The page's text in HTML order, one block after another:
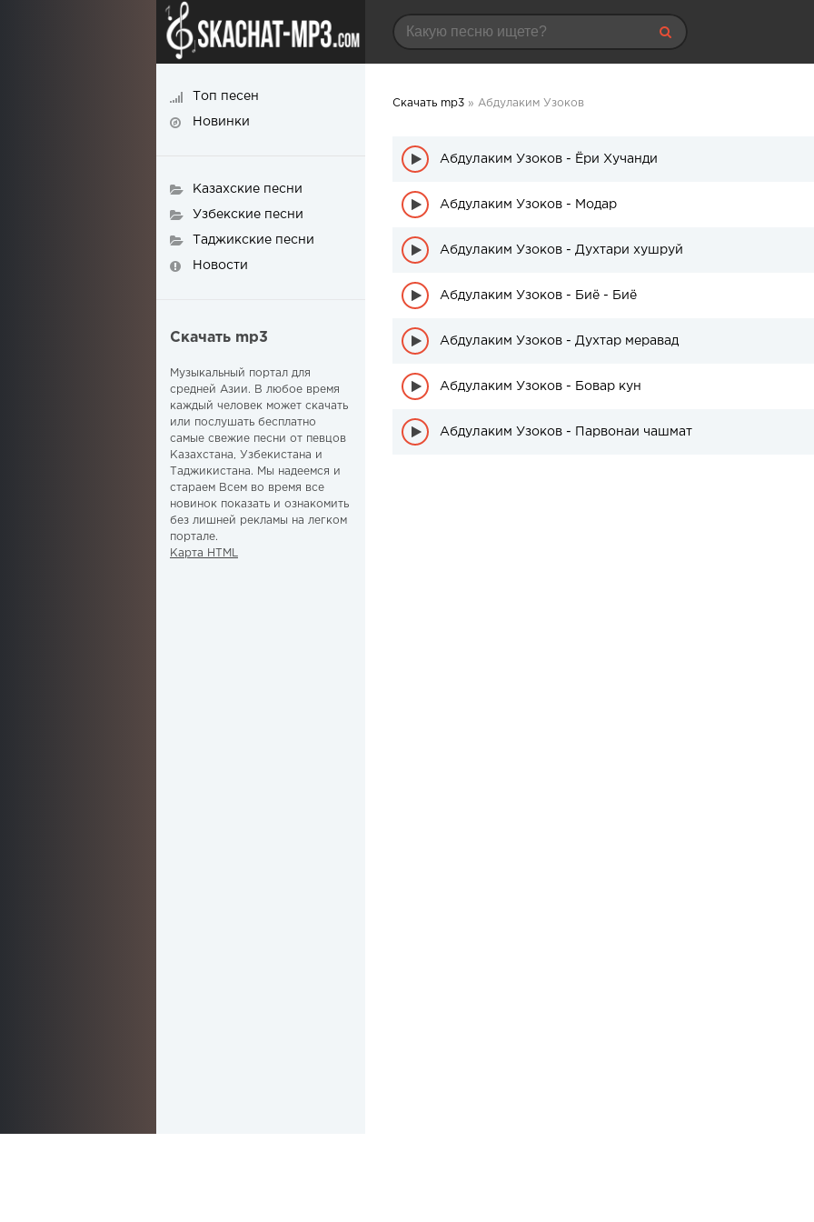
Скачать mp3 » Абдулаким Узоков
Абдулаким Узоков - Ёри Хучанди
Абдулаким Узоков - Модар
Абдулаким Узоков - Духтари хушруй
Абдулаким Узоков - Биё - Биё
Абдулаким Узоков - Духтар меравад
Абдулаким Узоков - Бовар кун
Абдулаким Узоков - Парвонаи чашмат
Топ песен
Новинки
Казахские песни
Узбекские песни
Таджикские песни
Новости
Скачать mp3
Музыкальный портал для
средней Азии. В любое время
каждый человек может скачать
или послушать бесплатно
самые свежие песни от певцов
Казахстана, Узбекистана и
Таджикистана. Мы надеемся и
стараем Всем во время все
новинок показать и ознакомить
без лишней рекламы на легком
портале.
Карта HTML